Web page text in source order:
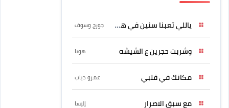
ياللي تعبنا سنين في هواه جورج وسوف
وشربت حجرين ع الشيشه هوبا
مكانك في قلبي عمرو دياب
مع سبق الاصرار إليسا